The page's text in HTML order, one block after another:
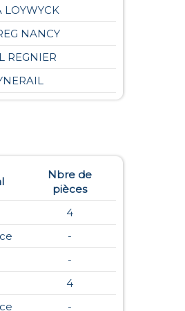
LOYWYCK
NANCY
REGNIER
Nbre de
pièces
4
-
-
4
-